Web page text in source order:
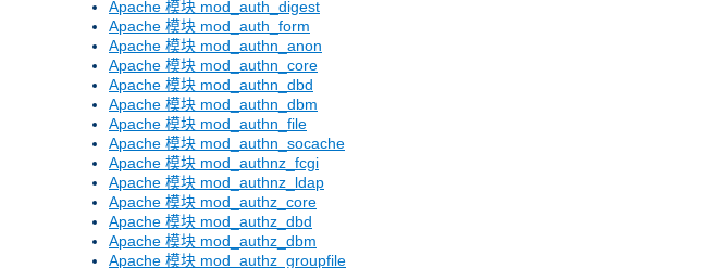
Apache 模块 mod_auth_digest
Apache 模块 mod_auth_form
Apache 模块 mod_authn_anon
Apache 模块 mod_authn_core
Apache 模块 mod_authn_dbd
Apache 模块 mod_authn_dbm
Apache 模块 mod_authn_file
Apache 模块 mod_authn_socache
Apache 模块 mod_authnz_fcgi
Apache 模块 mod_authnz_ldap
Apache 模块 mod_authz_core
Apache 模块 mod_authz_dbd
Apache 模块 mod_authz_dbm
Apache 模块 mod_authz_groupfile